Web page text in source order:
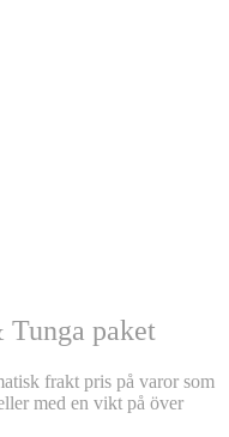
Tunga paket
frakt pris på varor som
med en vikt på över